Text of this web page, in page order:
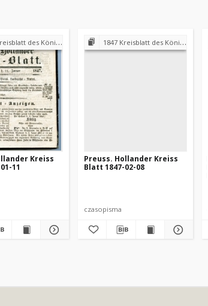
Preuss. Landraths-Amtes Preuss. Holland
Kreiss
11
1847 Kreisblatt des Königl. Preuss. Landraths-Amtes Preuss. Holland
Preuss. Hollander Kreiss
Blatt 1847-02-08
czasopisma